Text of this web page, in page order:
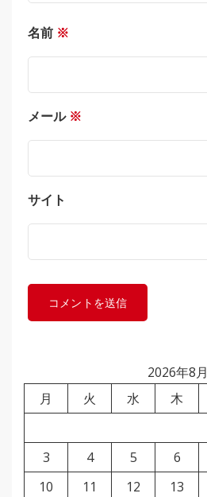
名前 ※
メール ※
サイト
2026年8月
月
火 水 木
3
4 5 6
10
11 12 13